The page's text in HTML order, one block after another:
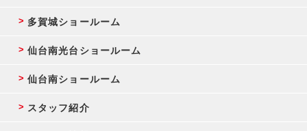
多賀城ショールーム
仙台南光台ショールーム
仙台南ショールーム
スタッフ紹介